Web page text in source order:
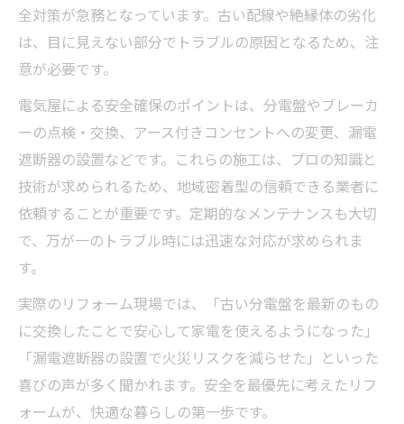
全対策が急務となっています。古い配線や絶縁体の劣化
は、目に見えない部分でトラブルの原因となるため、注
意が必要です。
電気屋による安全確保のポイントは、分電盤やブレーカ
ーの点検・交換、アース付きコンセントへの変更、漏電
遮断器の設置などです。これらの施工は、プロの知識と
技術が求められるため、地域密着型の信頼できる業者に
依頼することが重要です。定期的なメンテナンスも大切
で、万が一のトラブル時には迅速な対応が求められま
す。
実際のリフォーム現場では、「古い分電盤を最新のもの
に交換したことで安心して家電を使えるようになった」
「漏電遮断器の設置で火災リスクを減らせた」といった
喜びの声が多く聞かれます。安全を最優先に考えたリフ
ォームが、快適な暮らしの第一歩です。